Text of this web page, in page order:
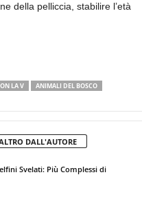
della pelliccia, stabilire l’età
LA V
ANIMALI DEL BOSCO
DALL'AUTORE
Svelati: Più Complessi di